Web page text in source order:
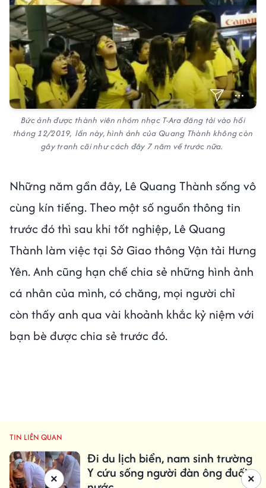
Bức ảnh được thành viên nhóm nhạc T-Ara đăng tải vào hồi
tháng 12/2019, lần này, hình ảnh của Quang Thành không còn
gây tranh cãi như cách đây 7 năm về trước nữa.
Những năm gần đây, Lê Quang Thành sống vô
cùng kín tiếng. Theo một số nguồn thông tin
trước đó thì sau khi tốt nghiệp, Lê Quang
Thành làm việc tại Sở Giao thông Vận tải Hưng
Yên. Anh cũng hạn chế chia sẻ những hình ảnh
cá nhân của mình, có chăng, mọi người chỉ
còn thấy anh qua vài khoảnh khắc kỷ niệm với
bạn bè được chia sẻ trước đó.
TIN LIÊN QUAN
Đi du lịch biển, nam sinh trường
Y cứu sống người đàn ông đuối×
×